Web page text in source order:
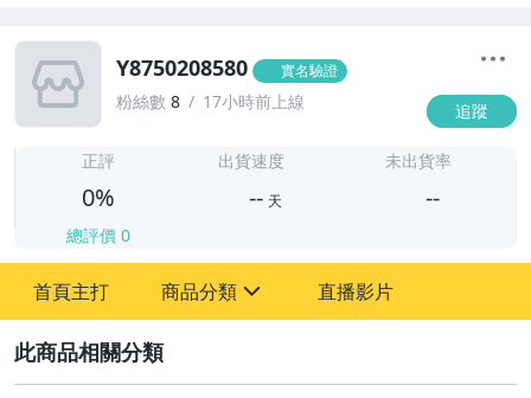
Y8750208580 實名驗證
粉絲數 8 17小時前上線 追蹤
正評
0%
總評價 0
出貨速度
-- 天
未出貨率
--
首頁主打 商品分類 直播影片